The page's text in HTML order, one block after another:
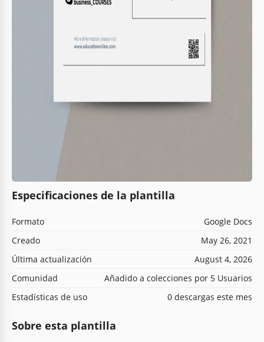
Especificaciones de la plantilla
Formato
Google Docs
Creado
May 26, 2021
Última actualización
August 4, 2026
Comunidad
Añadido a colecciones por 5 Usuarios
Estadísticas de uso
0 descargas este mes
Sobre esta plantilla